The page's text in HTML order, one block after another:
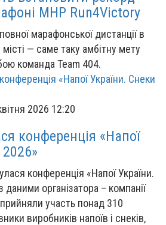
MHP Run4Victory
марафонської дистанції в
— саме таку амбітну мету
команда Team 404.
2026 12:20
конференція «Напої
конференція «Напої України.
даними організатора – компанії
участь понад 310
виробників напоїв і снеків,